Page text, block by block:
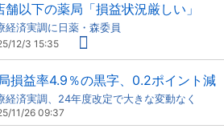
舗以下の薬局「損益状況厳しい」
経済実調に日薬・森委員
12/3 15:35
損益率4.9％の黒字、0.2ポイント減
経済実調、24年度改定で大きな変動なく
11/26 09:37